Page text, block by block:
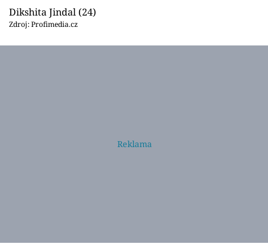
Dikshita Jindal (24)
Zdroj: Profimedia.cz